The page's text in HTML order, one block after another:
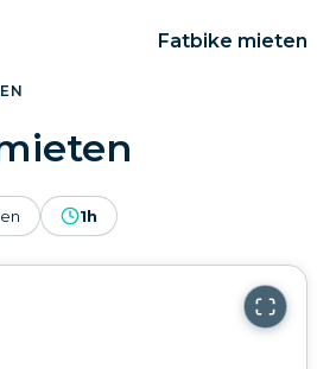
Fatbike mieten
1h